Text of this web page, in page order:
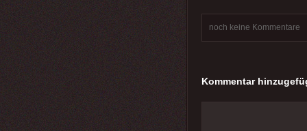
noch keine Kommentare
Kommentar